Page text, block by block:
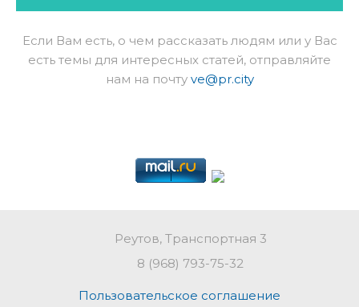
Если Вам есть, о чем рассказать людям или у Вас
есть темы для интересных статей, отправляйте
нам на почту ve@pr.city
Реутов, Транспортная 3
8 (968) 793-75-32
Пользовательское соглашение